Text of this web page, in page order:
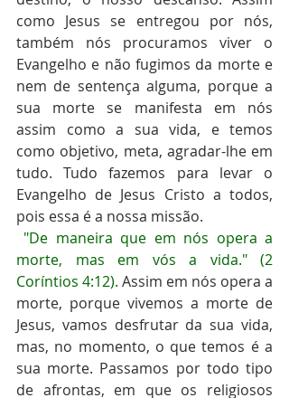
como Jesus se entregou por nós,
também nós procuramos viver o
Evangelho e não fugimos da morte e
nem de sentença alguma, porque a
sua morte se manifesta em nós
assim como a sua vida, e temos
como objetivo, meta, agradar-lhe em
tudo. Tudo fazemos para levar o
Evangelho de Jesus Cristo a todos,
pois essa é a nossa missão.
"De maneira que em nós opera a
morte, mas em vós a vida." (2
Coríntios 4:12). Assim em nós opera a
morte, porque vivemos a morte de
Jesus, vamos desfrutar da sua vida,
mas, no momento, o que temos é a
sua morte. Passamos por todo tipo
de afrontas, em que os religiosos